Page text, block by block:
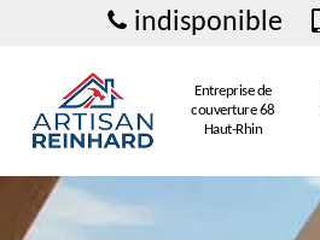
indisponible
Entreprise de
couverture 68
Haut-Rhin